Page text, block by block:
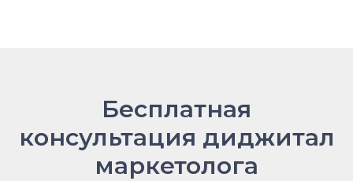
Бесплатная
консультация диджитал
маркетолога